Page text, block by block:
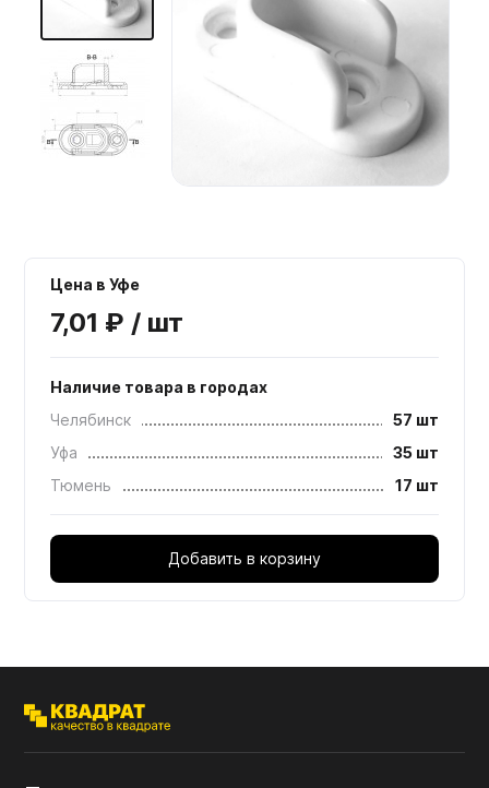
Мебельные образцы, каталоги
Цена в Уфе
7,01 ₽ / шт
Наличие товара в городах
Челябинск
57 шт
Уфа
35 шт
Тюмень
17 шт
Добавить в корзину